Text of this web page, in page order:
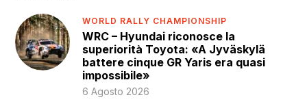
WORLD RALLY CHAMPIONSHIP
WRC – Hyundai riconosce la
superiorità Toyota: «A Jyväskylä
battere cinque GR Yaris era quasi
impossibile»
6 Agosto 2026